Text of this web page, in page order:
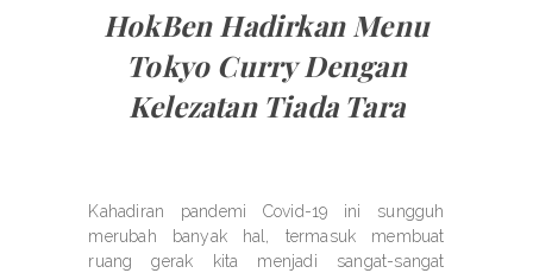
HokBen Hadirkan Menu
Tokyo Curry Dengan
Kelezatan Tiada Tara
Kahadiran pandemi Covid-19 ini sungguh
merubah banyak hal, termasuk membuat
ruang gerak kita menjadi sangat-sangat